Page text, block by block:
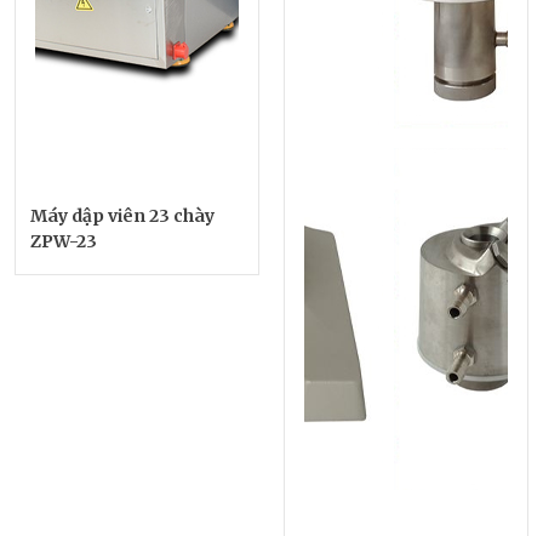
Máy dập viên 23 chày
ZPW-23